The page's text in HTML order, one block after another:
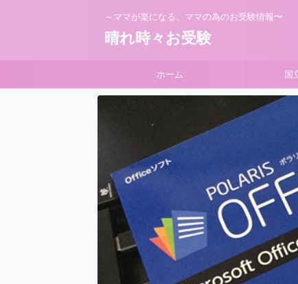
～ママが楽になる、ママの為のお受験情報〜
晴れ時々お受験
ホーム 国